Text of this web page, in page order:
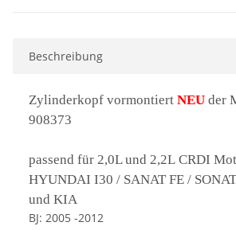
Beschreibung
Zylinderkopf vormontiert NEU der
908373
passend für 2,0L und 2,2L CRDI
HYUNDAI I30 / SANAT FE /
und KIA
BJ: 2005 -2012